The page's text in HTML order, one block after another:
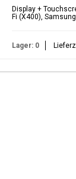
Display +
Fi (X400),
Lager: 0